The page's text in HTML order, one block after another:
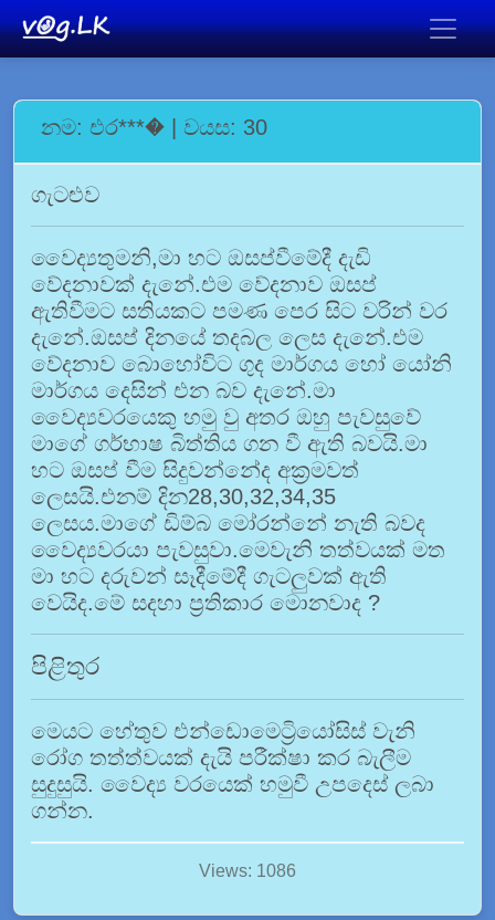
නම: එර***� | වයස: 30
ගැටළුව
වෛද්‍යතුමනි,මා හට ඔසප්වීමේදී දැඩි
වේදනාවක් දැනේ.එම වේදනාව ඔසප්
ඇතිවීමට සතියකට පමණ පෙර සිට වරින් වර
දැනේ.ඔසප් දිනයේ තදබල ලෙස දැනේ.එම
වේදනාව බොහෝවිට ගුද මාර්ගය හෝ යෝනි
මාර්ගය දෙසින් එන බව දැනේ.මා
වෛද්‍යවරයෙකු හමු වු අතර ඔහු පැවසුවේ
මාගේ ගර්භාෂ බිත්තිය ගන වී ඇති බවයි.මා
හට ඔසප් වීම සිදුවන්නේද අක්‍රමවත්
ලෙසයි.එනම් දින28,30,32,34,35
ලෙසය.මාගේ ඩිම්බ මෝරන්නේ නැති බවද
වෛද්‍යවරය‍ා පැවසුවා.මෙවැනි තත්වයක් මත
මා හට දරුවන් සෑදීමේදී ගැටලුවක් ඇති
වෙයිද.මේ සදහා ප්‍රතිකාර මොනවාද ?
පිළිතුර
මෙයට හේතුව එන්ඩොමෙට්‍රියෝසිස් වැනි
රෝග තත්ත්වයක් දැයි පරීක්ෂා කර බැලීම
සුදුසුයි. වෛද්‍ය වරයෙක් හමුවී උපදෙස් ලබා
ගන්න.
Views: 1086